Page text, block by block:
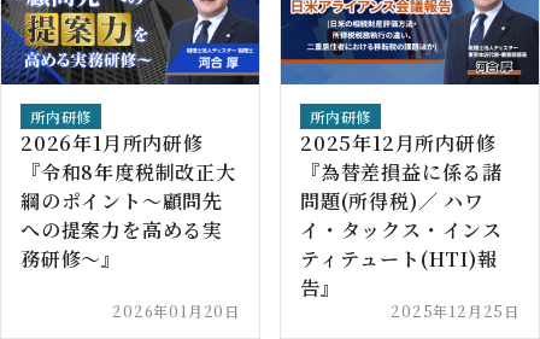
所内研修
2026年1月所内研修
『令和8年度税制改正大
綱のポイント～顧問先
への提案力を高める実
務研修～』
2026年01月20日
所内研修
2025年12月所内研修
『為替差損益に係る諸
問題(所得税)／ ハワ
イ・タックス・インス
ティテュート(HTI)報
告』
2025年12月25日